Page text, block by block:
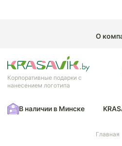
О
Корпоративные подарки с
нанесением логотипа
В наличии в Минске
Главная